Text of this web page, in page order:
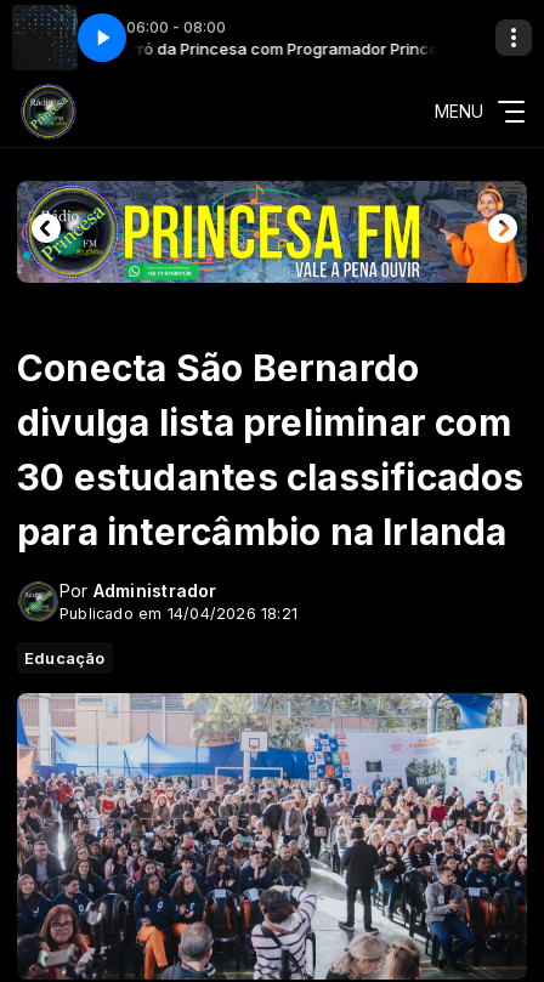
06:00 - 08:00
FMForró da Princesa com Programador Princesa FM
MENU
Conecta São Bernardo
divulga lista preliminar com
30 estudantes classificados
para intercâmbio na Irlanda
Por Administrador
Publicado em 14/04/2026 18:21
Educação